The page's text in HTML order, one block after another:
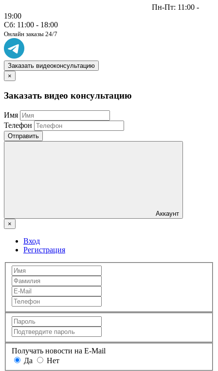
Пн-Пт: 11:00 -
19:00
Сб: 11:00 - 18:00
Онлайн заказы 24/7
Заказать видеоконсультацию
×
Заказать видео консультацию
Имя
Телефон
Отправить
Аккаунт
×
Вход
Регистрация
Получать новости на E-Mail
Да
Нет